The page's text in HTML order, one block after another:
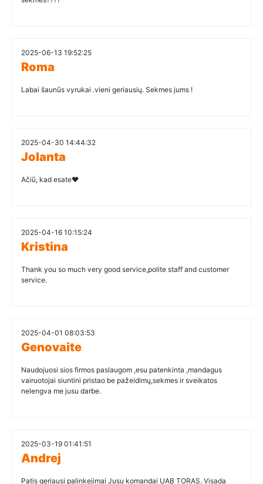
2025-06-13 19:52:25
Roma
Labai šaunūs vyrukai .vieni geriausių. Sekmes jums !
2025-04-30 14:44:32
Jolanta
Ačiū, kad esate❤️
2025-04-16 10:15:24
Kristina
Thank you so much very good service,polite staff and customer
service.
2025-04-01 08:03:53
Genovaite
Naudojuosi sios firmos paslaugom ,esu patenkinta ,mandagus
vairuotojai siuntini pristao be pažeidimų,sekmes ir sveikatos
nelengva me jusu darbe.
2025-03-19 01:41:51
Andrej
Patis geriausi palinkejimai Jusu komandai UAB TORAS. Visada